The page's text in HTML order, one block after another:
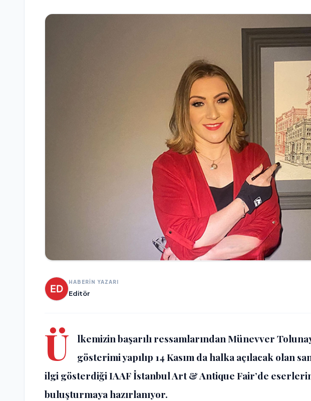
HABERİN YAZARI
Editör
Ü
lkemizin başarılı ressamlarından Münevver
gösterimi yapılıp 14 Kasım da halka açılacak olan
ilgi gösterdiği IAAF İstanbul Art & Antique Fair’de
buluşturmaya hazırlanıyor.